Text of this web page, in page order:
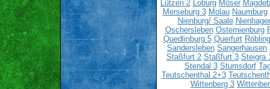
Lützen 2 Loburg Möser
Merseburg 3 Molau Naumburg
Nienburg/ Saale
Oschersleben Osternienburg
Quedlinburg 5 Querfurt
Sandersleben Sangerhausen
Staßfurt 2 Staßfurt 3 Steigra
Stendal 3 Stumsdorf
Teutschenthal 2+3
Wittenberg 3